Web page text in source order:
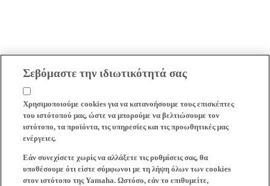
Σεβόμαστε την ιδιωτικότητά σας
Χρησιμοποιούμε cookies για να κατανοήσουμε τους επισκέπτες
του ιστότοπού μας, ώστε να μπορούμε να βελτιώσουμε τον
ιστότοπο, τα προϊόντα, τις υπηρεσίες και τις προωθητικές μας
ενέργειες.
Εάν συνεχίσετε χωρίς να αλλάξετε τις ρυθμίσεις σας, θα
υποθέσουμε ότι είστε σύμφωνοι με τη λήψη όλων των cookies
στον ιστότοπο της Yamaha. Ωστόσο, εάν το επιθυμείτε,